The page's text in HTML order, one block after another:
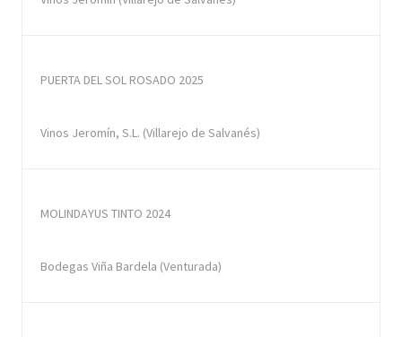
PUERTA DEL SOL ROSADO 2025
Vinos Jeromín, S.L. (Villarejo de Salvanés)
MOLINDAYUS TINTO 2024
Bodegas Viña Bardela (Venturada)